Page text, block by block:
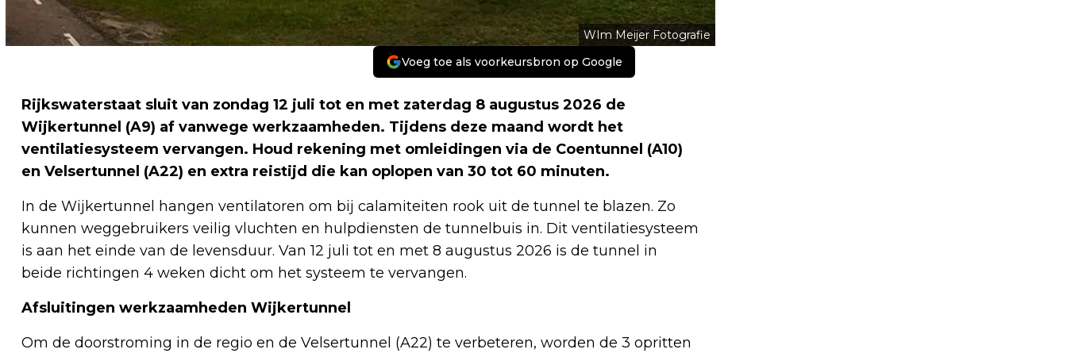
WIm Meijer Fotografie
Voeg toe als voorkeursbron op Google
Rijkswaterstaat sluit van zondag 12 juli tot en met zaterdag 8 augustus 2026 de
Wijkertunnel (A9) af vanwege werkzaamheden. Tijdens deze maand wordt het
ventilatiesysteem vervangen. Houd rekening met omleidingen via de Coentunnel (A10)
en Velsertunnel (A22) en extra reistijd die kan oplopen van 30 tot 60 minuten.
In de Wijkertunnel hangen ventilatoren om bij calamiteiten rook uit de tunnel te blazen. Zo
kunnen weggebruikers veilig vluchten en hulpdiensten de tunnelbuis in. Dit ventilatiesysteem
is aan het einde van de levensduur. Van 12 juli tot en met 8 augustus 2026 is de tunnel in
beide richtingen 4 weken dicht om het systeem te vervangen.
Afsluitingen werkzaamheden Wijkertunnel
Om de doorstroming in de regio en de Velsertunnel (A22) te verbeteren, worden de 3 opritten